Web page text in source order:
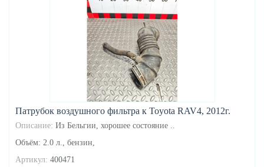
Патрубок воздушного фильтра к Toyota RAV4, 2012г.
Описание: Из Бельгии, хорошее состояние ..
Объём: 2.0 л., бензин,
Артикул: 400471